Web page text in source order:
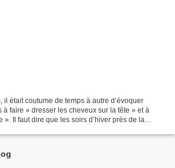
il était coutume de temps à autre d’évoquer
faire « dresser les cheveux sur la tête » et à
Il faut dire que les soirs d’hiver près de la